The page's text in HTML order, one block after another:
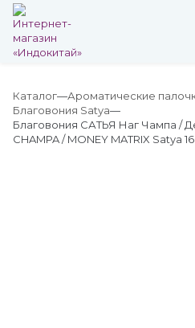
Каталог Ароматические
Благовония Satya
Благовония САТЬЯ Наг Чампа /
CHAMPA / MONEY MATRIX Satya